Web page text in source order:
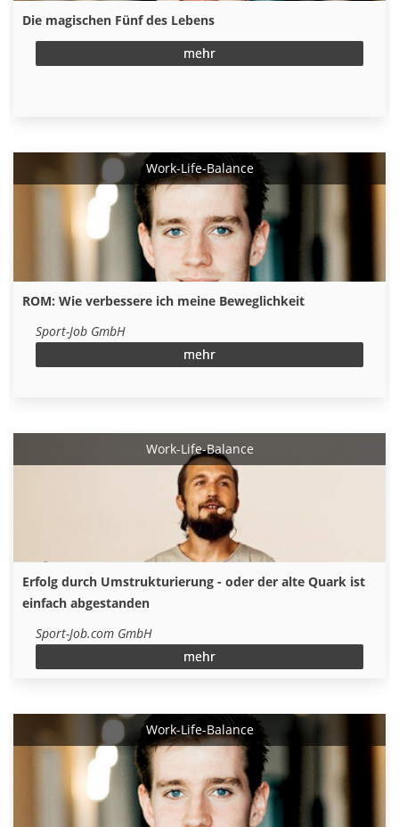
Die magischen Fünf des Lebens
mehr
Work-Life-Balance
ROM: Wie verbessere ich meine Beweglichkeit
Sport-Job GmbH
mehr
Work-Life-Balance
Erfolg durch Umstrukturierung - oder der alte Quark ist
einfach abgestanden
Sport-Job.com GmbH
mehr
Work-Life-Balance